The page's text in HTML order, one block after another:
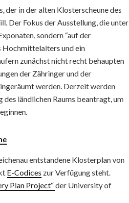
der in der alten Klosterscheune des
Der Fokus der Ausstellung, die unter
sondern “auf der
Hochmittelalters und ein
zunächst nicht recht behaupten
der Zähringer und der
werden. Derzeit werden
des ländlichen Raums beantragt, um
entstandene Klosterplan von
E-Codices zur Verfügung steht.
Plan Project“der University of